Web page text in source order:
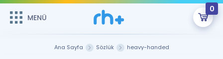
MENÜ
0
MENÜ
Ana Sayfa Sözlük heavy-handed